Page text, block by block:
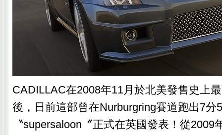
CADILLAC在2008年11月於北美發售史上
後，日前這部曾在Nurburgring賽道跑出7分
〝supersaloon〞正式在英國發表！從2009